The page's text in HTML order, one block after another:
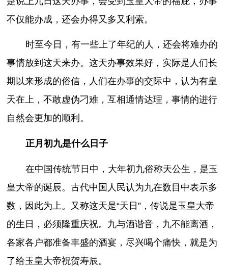
不仅能办成，还会办得又多又利索。
时至今日，有一些上了年纪的人，还会将难办的
事情放到这天来办。这天办事效果好，实际是人们长
期以来形成的俗信，人们在办事的交际中，认为有皇
天在上，不敢虚伪刁难，互相通情达理，事情的进行
自然会更加的顺利。
正月初九是什么日子
在中国传统节日中，大年初九俗称天公生，是玉
皇大帝的诞辰。古代中国人民认为九在数目中表示多
数，因此为上。又称这天是“天日”，传说是玉皇大帝
的生日，必须隆重庆祝。九与酒谐音，九不能离酒，
各家各户都准备丰盛的酒宴，尽兴喝个痛快，就是为
了给玉皇大帝祝贺寿辰。